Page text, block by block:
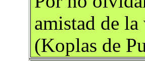
amistad de
(Koplas de